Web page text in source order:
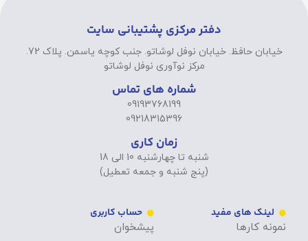
دفتر مرکزی پشتیبانی سایت
خیابان حافظ. خیابان نوفل لوشاتو. جنب کوچه یاسمن. پلاک 72.
مرکز نوآوری نوفل لوشاتو
شماره های تماس
09193768199
09218315396
زمان کاری
شنبه تا چهارشنبه 10 الی 18
(پنج شنبه و جمعه تعطیل)
لینک های مفید
نمونه کارها
حساب کاربری
پیشخوان